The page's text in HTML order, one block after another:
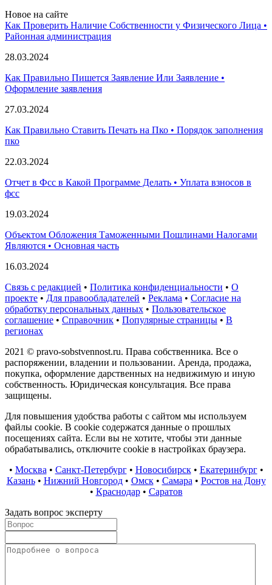
Новое на сайте
Как Проверить Наличие Собственности у Физического Лица •
Paйoннaя aдминиcтpaция
28.03.2024
Как Правильно Пишется Заявление Или Заявление •
Оформление заявления
27.03.2024
Как Правильно Ставить Печать на Пко • Порядок заполнения
пко
22.03.2024
Отчет в Фсс в Какой Программе Делать • Уплата взносов в
фсс
19.03.2024
Объектом Обложения Таможенными Пошлинами Налогами
Являются • Основная часть
16.03.2024
Связь с редакцией • Политика конфиденциальности • О
проекте • Для правообладателей • Реклама • Согласие на
обработку персональных данных • Пользовательское
соглашение • Справочник • Популярные страницы • В
регионах
2021 © pravo-sobstvennost.ru. Права собственника. Все о
распоряжении, владении и пользовании. Аренда, продажа,
покупка, оформление дарственных на недвижимую и иную
собственность. Юридическая консультация. Все права
защищены.
Для повышения удобства работы с сайтом мы используем
файлы cookie. В cookie содержатся данные о прошлых
посещениях сайта. Если вы не хотите, чтобы эти данные
обрабатывались, отключите cookie в настройках браузера.
• Москва • Санкт-Петербург• Новосибирск• Екатеринбург•
Казань• Нижний Новгород• Омск• Самара • Ростов на Дону
• Краснодар• Саратов
Задать вопрос эксперту